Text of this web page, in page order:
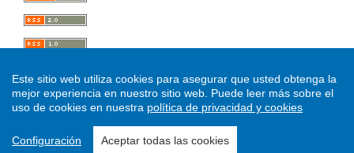
Este sitio web utiliza cookies para asegurar que usted obtenga la
mejor experiencia en nuestro sitio web. Puede leer más sobre el
uso de cookies en nuestra política de privacidad y cookies
Configuración Aceptar todas las cookies